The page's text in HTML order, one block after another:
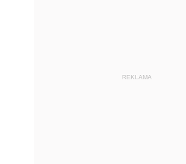
REKLAMA